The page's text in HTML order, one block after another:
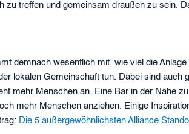
treffen und gemeinsam draußen zu sein.
demnach wesentlich mit, wie viel die
lokalen Gemeinschaft tun. Dabei sind auch
mehr Menschen an. Eine Bar in der Nähe
mehr Menschen anziehen. Einige
Die 5 außergewöhnlichsten Alliance